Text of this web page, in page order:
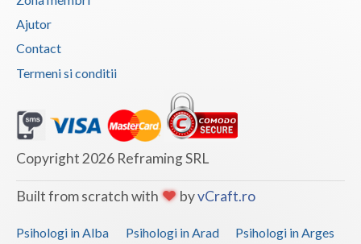
Ajutor
Contact
Termeni si conditii
Copyright 2026 Reframing SRL
Built from scratch with byvCraft.ro
Psihologi in Alba Psihologi in Arad
Psihologi in Arges